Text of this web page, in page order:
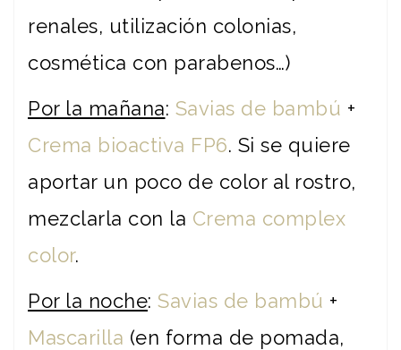
renales, utilización colonias,
cosmética con parabenos…)
Por la mañana: Savias de bambú +
Crema bioactiva FP6. Si se quiere
aportar un poco de color al rostro,
mezclarla con la Crema complex
color.
Por la noche: Savias de bambú +
Mascarilla (en forma de pomada,